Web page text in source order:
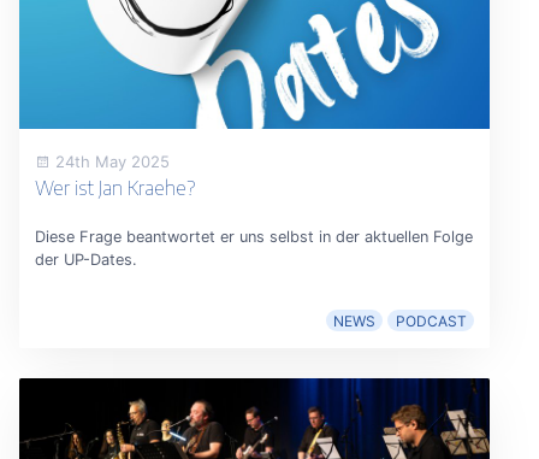
24th May 2025
Wer ist Jan Kraehe?
Diese Frage beantwortet er uns selbst in der aktuellen Folge
der UP-Dates.
NEWS PODCAST